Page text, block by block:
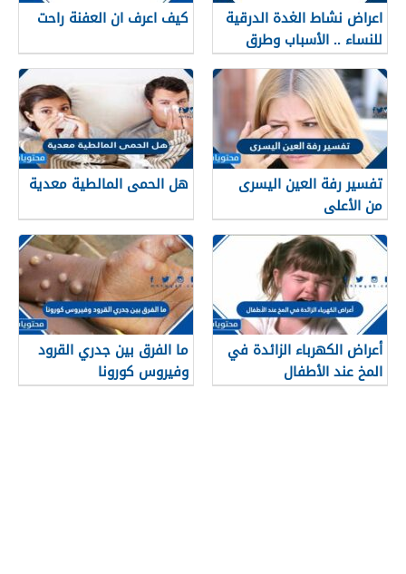
اعراض نشاط الغدة الدرقية
للنساء .. الأسباب وطرق
العلاج
كيف اعرف ان العفنة راحت
تفسير رفة العين اليسرى
من الأعلى
هل الحمى المالطية معدية
أعراض الكهرباء الزائدة في
المخ عند الأطفال
ما الفرق بين جدري القرود
وفيروس كورونا